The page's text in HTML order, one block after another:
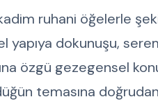
ruhani öğelerle
yapıya dokunuşu,
özgü gezegensel
temasına